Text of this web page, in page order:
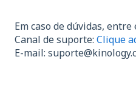
Em caso de dúvidas, entre
Canal de suporte: Clique
E-mail: